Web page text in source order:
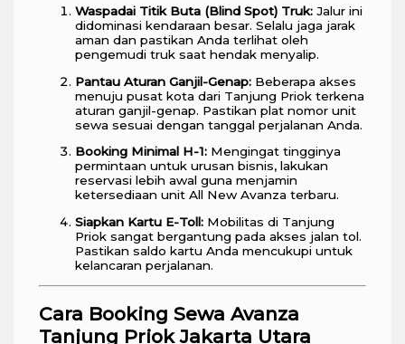
Waspadai Titik Buta (Blind Spot) Truk:Jalur ini
didominasi kendaraan besar. Selalu jaga jarak
aman dan pastikan Anda terlihat oleh
pengemudi truk saat hendak menyalip.
Pantau Aturan Ganjil-Genap:Beberapa akses
menuju pusat kota dari Tanjung Priok terkena
aturan ganjil-genap. Pastikan plat nomor unit
sewa sesuai dengan tanggal perjalanan Anda.
Booking Minimal H-1:Mengingat tingginya
permintaan untuk urusan bisnis, lakukan
reservasi lebih awal guna menjamin
ketersediaan unit All New Avanza terbaru.
Siapkan Kartu E-Toll:Mobilitas di Tanjung
Priok sangat bergantung pada akses jalan tol.
Pastikan saldo kartu Anda mencukupi untuk
kelancaran perjalanan.
Cara Booking Sewa Avanza
Tanjung Priok Jakarta Utara